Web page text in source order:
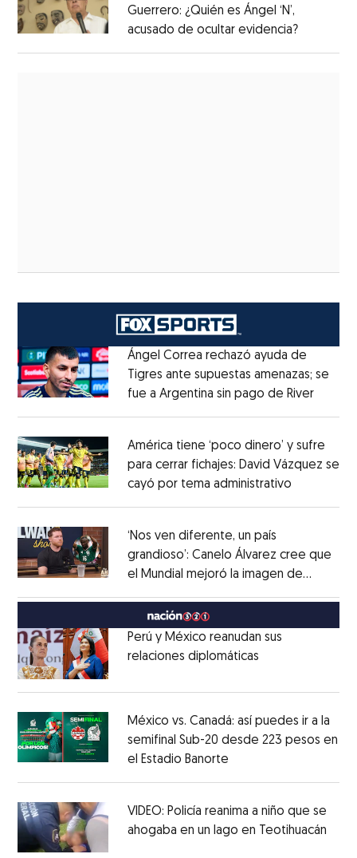
Guerrero: ¿Quién es Ángel ‘N’,
acusado de ocultar evidencia?
Ángel Correa rechazó ayuda de
Tigres ante supuestas amenazas; se
fue a Argentina sin pago de RiverOpens
América tiene ‘poco dinero’ y sufre
para cerrar fichajes: David Vázquez se
cayó por tema administrativo
‘Nos ven diferente, un país
grandioso’: Canelo Álvarez cree que
el Mundial mejoró la imagen de
MéxicoOpens in new window
Perú y México reanudan sus
relaciones diplomáticas
México vs. Canadá: así puedes ir a la
semifinal Sub-20 desde 223 pesos en
el Estadio Banorte
VIDEO: Policía reanima a niño que se
ahogaba en un lago en Teotihuacán